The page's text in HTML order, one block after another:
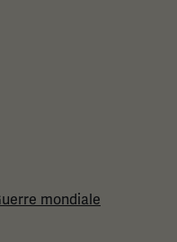
mondiale